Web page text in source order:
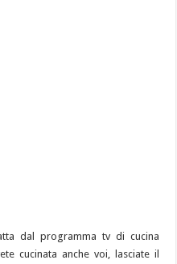
dal programma tv di cucina
cucinata anche voi, lasciate il